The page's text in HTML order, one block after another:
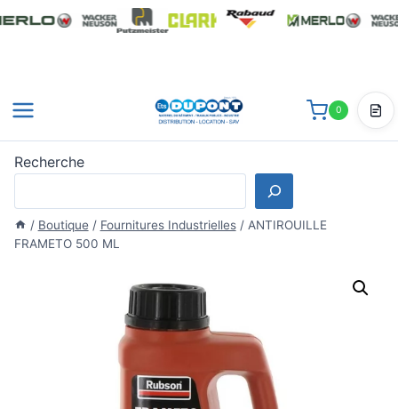
0
/ Boutique / Fournitures Industrielles / ANTIROUILLE
FRAMETO 500 ML
Recherche